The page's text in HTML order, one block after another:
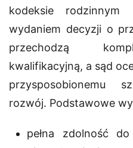
kodeksie rodzinnym
wydaniem decyzji o
przechodzą
kwalifikacyjną, a sąd
przysposobionemu
rozwój. Podstawowe
pełna zdolność